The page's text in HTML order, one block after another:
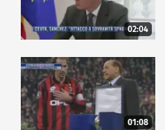
02:04
01:08